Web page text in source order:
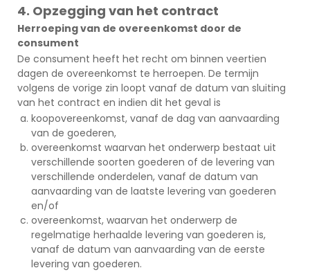
4. Opzegging van het contract
Herroeping van de overeenkomst door de
consument
De consument heeft het recht om binnen veertien
dagen de overeenkomst te herroepen. De termijn
volgens de vorige zin loopt vanaf de datum van sluiting
van het contract en indien dit het geval is
koopovereenkomst, vanaf de dag van aanvaarding
van de goederen,
overeenkomst waarvan het onderwerp bestaat uit
verschillende soorten goederen of de levering van
verschillende onderdelen, vanaf de datum van
aanvaarding van de laatste levering van goederen
en/of
overeenkomst, waarvan het onderwerp de
regelmatige herhaalde levering van goederen is,
vanaf de datum van aanvaarding van de eerste
levering van goederen.